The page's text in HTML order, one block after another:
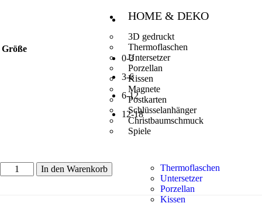
HOME & DEKO
3D gedruckt
Thermoflaschen
Untersetzer
Porzellan
Kissen
Magnete
Postkarten
Schlüsselanhänger
Christbaumschmuck
Spiele
Thermoflaschen
Untersetzer
Porzellan
Kissen
Größe
0-3
3-6
6-12
12-18
In den Warenkorb